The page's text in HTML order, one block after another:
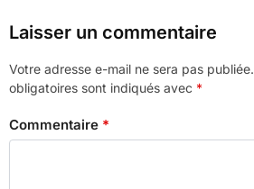
Laisser un commentaire
Votre adresse e-mail ne sera pas publiée.
obligatoires sont indiqués avec *
Commentaire *